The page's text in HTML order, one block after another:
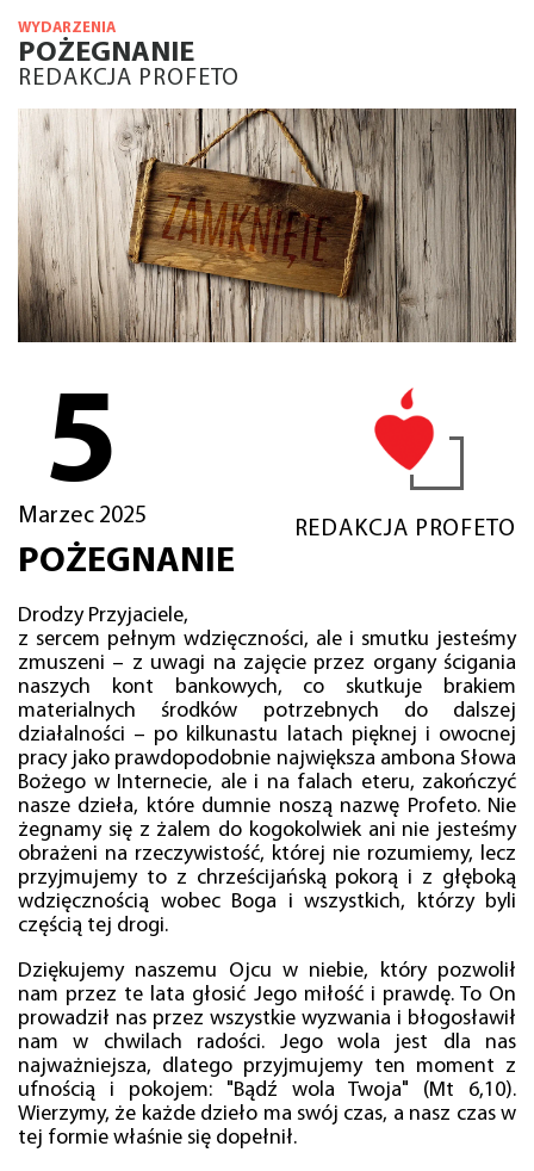
WYDARZENIA
POŻEGNANIE
REDAKCJA PROFETO
5
Marzec 2025
REDAKCJA PROFETO
POŻEGNANIE
Drodzy Przyjaciele,
z sercem pełnym wdzięczności, ale i smutku jesteśmy
zmuszeni – z uwagi na zajęcie przez organy ścigania
naszych kont bankowych, co skutkuje brakiem
materialnych środków potrzebnych do dalszej
działalności – po kilkunastu latach pięknej i owocnej
pracy jako prawdopodobnie największa ambona Słowa
Bożego w Internecie, ale i na falach eteru, zakończyć
nasze dzieła, które dumnie noszą nazwę Profeto. Nie
żegnamy się z żalem do kogokolwiek ani nie jesteśmy
obrażeni na rzeczywistość, której nie rozumiemy, lecz
przyjmujemy to z chrześcijańską pokorą i z głęboką
wdzięcznością wobec Boga i wszystkich, którzy byli
częścią tej drogi.
Dziękujemy naszemu Ojcu w niebie, który pozwolił
nam przez te lata głosić Jego miłość i prawdę. To On
prowadził nas przez wszystkie wyzwania i błogosławił
nam w chwilach radości. Jego wola jest dla nas
najważniejsza, dlatego przyjmujemy ten moment z
ufnością i pokojem: "Bądź wola Twoja" (Mt 6,10).
Wierzymy, że każde dzieło ma swój czas, a nasz czas w
tej formie właśnie się dopełnił.